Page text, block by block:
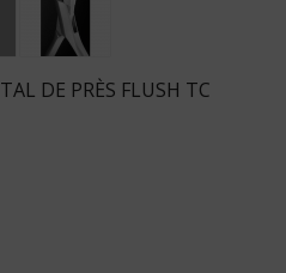
DE PRÈS FLUSH TC